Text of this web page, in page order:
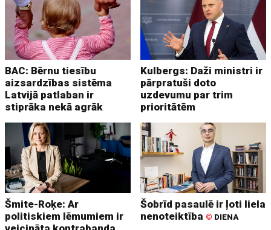
BAC: Bērnu tiesību
aizsardzības sistēma
Latvijā patlaban ir
stiprāka nekā agrāk
Kulbergs: Daži ministri ir
pārpratuši doto
uzdevumu par trim
prioritātēm
Šmite-Roķe: Ar
politiskiem lēmumiem ir
Šobrīd pasaulē ir ļoti liela
nenoteiktība © DIENA